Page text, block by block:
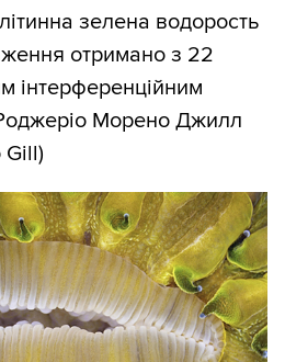
зелена водорость
отримано з 22
інтерференційним
Морено Джилл
Gill)